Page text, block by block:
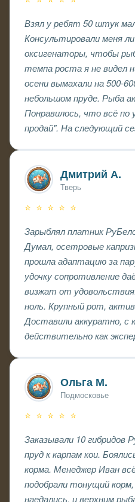
Взял у ребят 50 штук
Консультировали меня
оксигенаторы, чтобы
темпа роста я не видел
осени вымахали на 500-
небольшом пруде. Рыба
Понравилось, что всё по
продай". На следующий
Дмитрий А.
Тверь
⭐ ⭐ ⭐ ⭐ ⭐
Зарыблял платник
Думал, осетровые
прошла адаптацию за
удочку сопротивление
визжат от
ноль. Крупный рот,
Доставили аккуратно, с
действительно как
Ольга М.
Подмосковье
⭐ ⭐ ⭐ ⭐ ⭐
Заказывали 10 гибридов
пруд к карпам кои.
корма. Менеджер Иван
подобрали тонущий
наедались, и верхним